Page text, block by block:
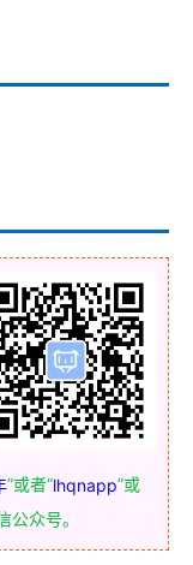
”或者“lhqnapp”或
众号。